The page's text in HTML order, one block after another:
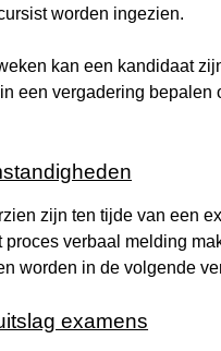
worden ingezien.
kan een kandidaat
een vergadering bepalen
zijn ten tijde van een
verbaal melding
worden in de volgende
examens